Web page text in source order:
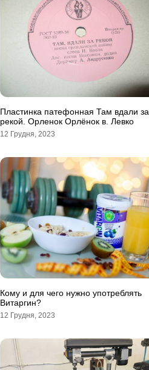
Пластинка патефонная Там вдали за
рекой. Орленок Орлёнок в. Левко
12 Грудня, 2023
Кому и для чего нужно употреблять
Витаргин?
12 Грудня, 2023